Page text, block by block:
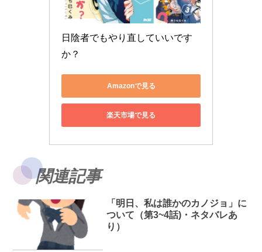
日陰者でもやり直していいです
か？
Amazonで見る
楽天市場で見る
関連記事
「明日、私は誰かのカノジョ」に
ついて（第3~4話)・ネタバレあ
り）